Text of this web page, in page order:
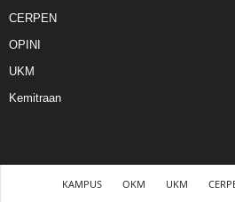
CERPEN
OPINI
UKM
Kemitraan
KAMPUS OKM UKM